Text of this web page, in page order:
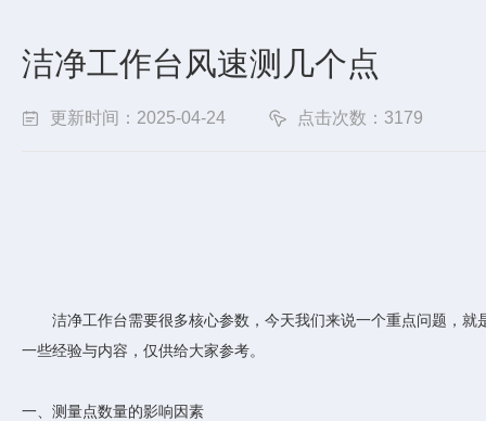
洁净工作台风速测几个点
更新时间：2025-04-24 点击次数：3179
洁净工作台需要很多核心参数，今天我们来说一个重点问题，
一些经验与内容，仅供给大家参考。
一、测量点数量的影响因素